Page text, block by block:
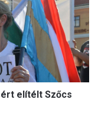
elítélt Szőcs